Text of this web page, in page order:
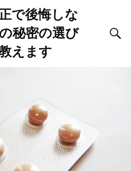
で後悔しな
秘密の選び
えます